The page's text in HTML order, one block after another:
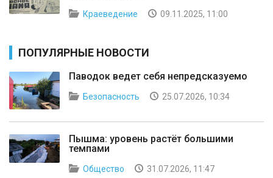
Краеведение 09.11.2025, 11:00
ПОПУЛЯРНЫЕ НОВОСТИ
Паводок ведет себя непредсказуемо
Безопасность 25.07.2026, 10:34
Пышма: уровень растёт большими
темпами
Общество 31.07.2026, 11:47